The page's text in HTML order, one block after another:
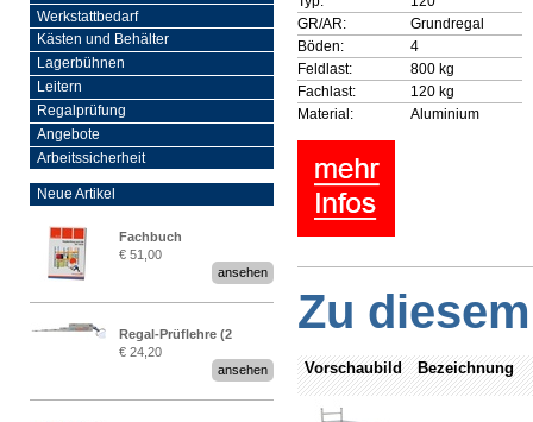
Werkstattbedarf
Kästen und Behälter
Lagerbühnen
Leitern
Regalprüfung
Angebote
Arbeitssicherheit
Neue Artikel
Fachbuch
„Regalprüfung nach DIN
€ 51,00
ansehen
Regal-Prüflehre (2
Stück)
€ 24,20
ansehen
GR/AR:
Grundregal
Böden:
4
Feldlast:
800 kg
Fachlast:
120 kg
Material:
Aluminium
Zu
Vorschaubild Bezeichnung